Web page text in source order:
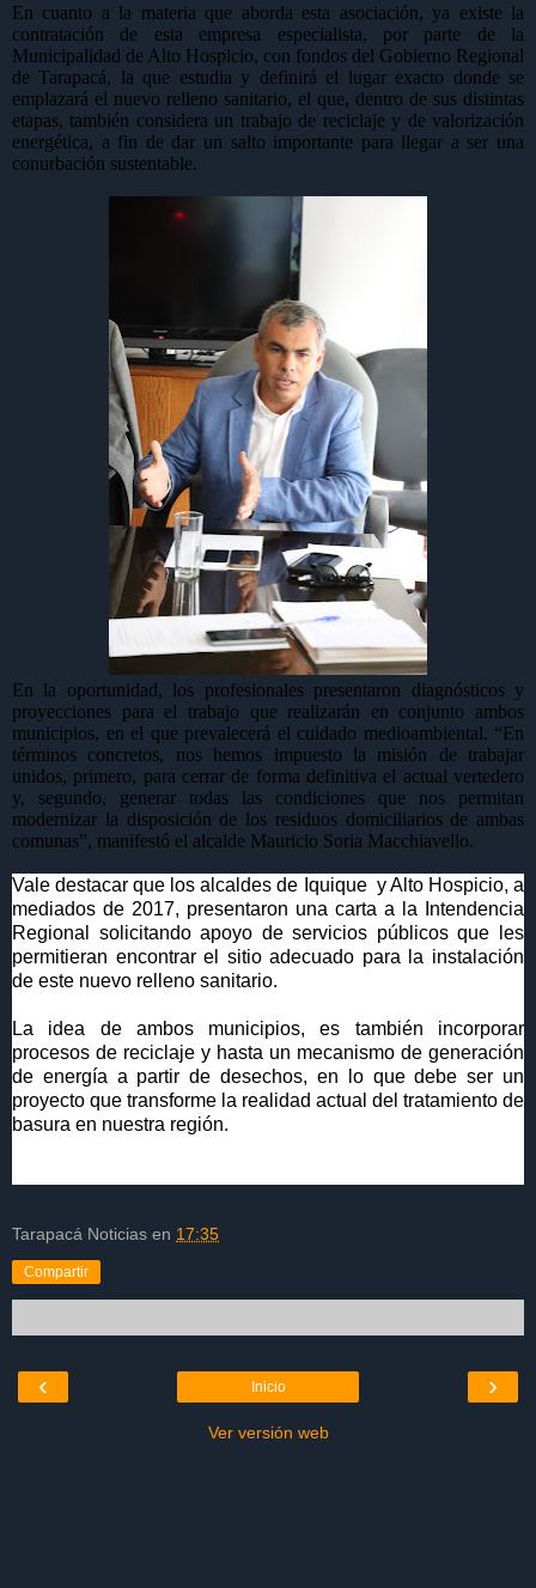
En cuanto a la materia que aborda esta asociación, ya existe la
contratación de esta empresa especialista, por parte de la
Municipalidad de Alto Hospicio, con fondos del Gobierno Regional
de Tarapacá, la que estudia y definirá el lugar exacto donde se
emplazará el nuevo relleno sanitario, el que, dentro de sus distintas
etapas, también considera un trabajo de reciclaje y de valorización
energética, a fin de dar un salto importante para llegar a ser una
conurbación sustentable.
En la oportunidad, los profesionales presentaron diagnósticos y
proyecciones para el trabajo que realizarán en conjunto ambos
municipios, en el que prevalecerá el cuidado medioambiental. “En
términos concretos, nos hemos impuesto la misión de trabajar
unidos, primero, para cerrar de forma definitiva el actual vertedero
y, segundo, generar todas las condiciones que nos permitan
modernizar la disposición de los residuos domiciliarios de ambas
comunas”, manifestó el alcalde Mauricio Soria Macchiavello.
Vale destacar que los alcaldes de Iquique y Alto Hospicio, a
mediados de 2017, presentaron una carta a la Intendencia
Regional solicitando apoyo de servicios públicos que les
permitieran encontrar el sitio adecuado para la instalación
de este nuevo relleno sanitario.
La idea de ambos municipios, es también incorporar
procesos de reciclaje y hasta un mecanismo de generación
de energía a partir de desechos, en lo que debe ser un
proyecto que transforme la realidad actual del tratamiento de
basura en nuestra región.
Tarapacá Noticias en 17:35
Compartir
‹ ›
Inicio
Ver versión web